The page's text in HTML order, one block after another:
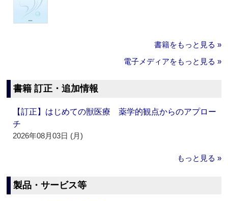
書籍をもっと見る »
電子メディアをもっと見る »
書籍 訂正・追加情報
【訂正】はじめての獣医療 薬学的観点からのアプロー
チ
2026年08月03日 (月)
もっと見る »
製品・サービス等